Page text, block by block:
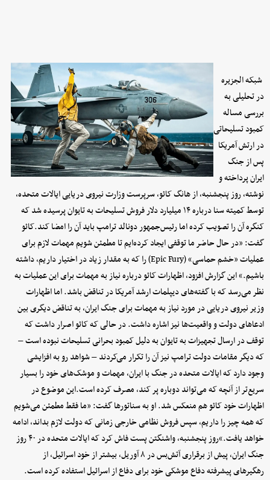
شبکه الجزیره
در تحلیلی به
بررسی مساله
کمبود تسلیحاتی
در ارتش آمریکا
پس از جنگ
ایران پرداخته و
نوشته، روز پنجشنبه، از هانگ کائو، سرپرست وزارت نیروی دریایی ایالات متحده،
توسط کمیته سنا درباره ۱۴ میلیارد دلار فروش تسلیحات به تایوان پرسیده شد که
کنگره آن را تصویب کرده اما رئیس‌جمهور دونالد ترامپ باید آن را امضا کند.کائو
گفت: «در حال حاضر ما توقفی ایجاد کرده‌ایم تا مطمئن شویم مهمات لازم برای
عملیات «خشم حماسی» (Epic Fury) را که به مقدار زیاد در اختیار داریم، داشته
باشیم.» این گزارش افزود، اظهارات کائو درباره نیاز به مهمات برای این عملیات به
نظر می‌رسد که با گفته‌های دیپلمات ارشد آمریکا در تناقض باشد. اما اظهارات
وزیر نیروی دریایی در مورد نیاز به مهمات برای جنگ ایران، به تناقض دیگری بین
ادعاهای دولت و واقعیت‌ها نیز اشاره داشت. در حالی که کائو اصرار داشت که
توقف در ارسال تجهیزات به تایوان به دلیل کمبود بحرانی تسلیحات نبوده است –
که دیگر مقامات دولت ترامپ نیز آن را تکرار می‌کردند – شواهد رو به افزایشی
وجود دارد که ایالات متحده در جنگ با ایران، مهمات و موشک‌های خود را بسیار
سریع‌تر از آنچه که می‌تواند دوباره پر کند، مصرف کرده است.این موضوع در
اظهارات خود کائو هم منعکس شد. او به سناتورها گفت: «ما فقط مطمئن می‌شویم
که همه چیز را داریم، سپس فروش نظامی خارجی زمانی که دولت لازم بداند، ادامه
خواهد یافت.»روز پنجشنبه، واشنگتن پست فاش کرد که ایالات متحده در ۴۰ روز
جنگ ایران، پیش از برقراری آتش‌بس در ۸ آوریل، بیشتر از خود اسرائیل، از
رهگیرهای پیشرفته دفاع موشکی خود برای دفاع از اسرائیل استفاده کرده است.